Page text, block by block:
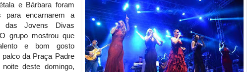
e Bárbara foram
para encarnarem a
das Jovens Divas
grupo mostrou que
e bom gosto
palco da Praça Padre
deste domingo,